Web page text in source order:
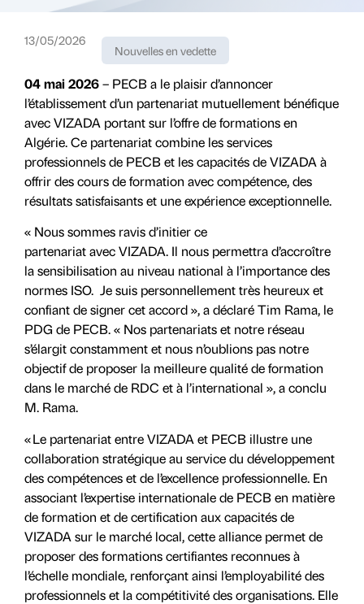
13/05/2026
Nouvelles en vedette
04 mai 2026– PECB a le plaisir d’annoncer
l’établissement d’un partenariat mutuellement bénéfique
avec VIZADA portant sur l’offre de formations en
Algérie. Ce partenariat combine les services
professionnels de PECB et les capacités de VIZADA à
offrir des cours de formation avec compétence, des
résultats satisfaisants et une expérience exceptionnelle.
« Nous sommes ravis d’initier ce
partenariat avec VIZADA. Il nous permettra d’accroître
la sensibilisation au niveau national à l’importance des
normes ISO. Je suis personnellement très heureux et
confiant de signer cet accord », a déclaré Tim Rama, le
PDG de PECB. « Nos partenariats et notre réseau
s’élargit constamment et nous n’oublions pas notre
objectif de proposer la meilleure qualité de formation
dans le marché de RDC et à l’international », a conclu
M. Rama.
« Le partenariat entre VIZADA et PECB illustre une
collaboration stratégique au service du développement
des compétences et de l’excellence professionnelle. En
associant l’expertise internationale de PECB en matière
de formation et de certification aux capacités de
VIZADA sur le marché local, cette alliance permet de
proposer des formations certifiantes reconnues à
l’échelle mondiale, renforçant ainsi l’employabilité des
professionnels et la compétitivité des organisations. Elle